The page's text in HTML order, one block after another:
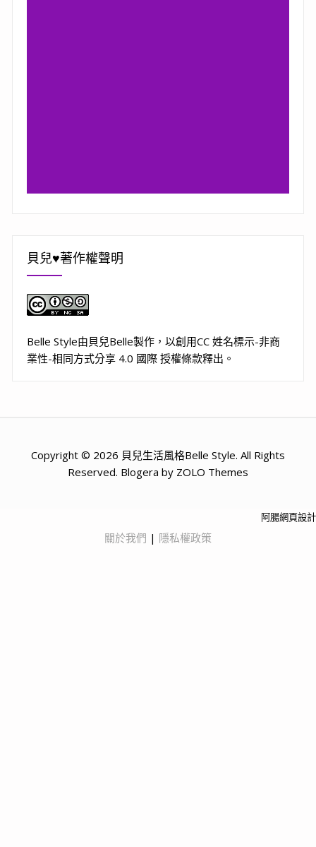
貝兒♥著作權聲明
Belle Style由貝兒Belle製作，以創用CC 姓名標示-非商
業性-相同方式分享 4.0 國際 授權條款釋出。
Copyright © 2026 貝兒生活風格Belle Style. All Rights
Reserved. Blogera by ZOLO Themes
阿腸網頁設計
關於我們 | 隱私權政策